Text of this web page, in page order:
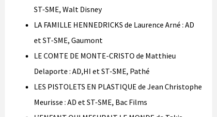
ST-SME, Walt Disney
LA FAMILLE HENNEDRICKS de Laurence Arné : AD
et ST-SME, Gaumont
LE COMTE DE MONTE-CRISTO de Matthieu
Delaporte : AD,HI et ST-SME, Pathé
LES PISTOLETS EN PLASTIQUE de Jean Christophe
Meurisse : AD et ST-SME, Bac Films